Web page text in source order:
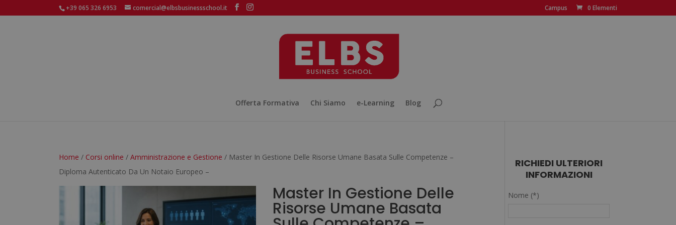
+39 065 326 6953 comercial@elbsbusinessschool.it Campus 0 Elementi
Offerta Formativa Chi Siamo e-Learning Blog
Home / Corsi online / Amministrazione e Gestione / Master In Gestione Delle Risorse Umane Basata Sulle Competenze –
Diploma Autenticato Da Un Notaio Europeo –
Master In Gestione Delle
Risorse Umane Basata
RICHIEDI ULTERIORI
INFORMAZIONI
Nome (*)